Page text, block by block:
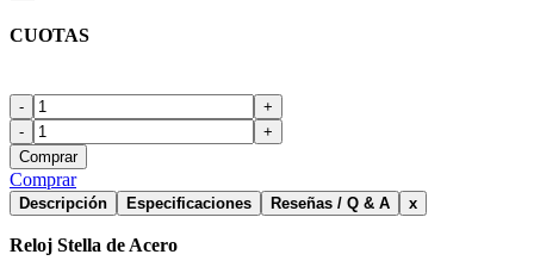
CUOTAS
-
+
-
+
Comprar
Comprar
Descripción Especificaciones Reseñas / Q & A x
Reloj Stella de Acero